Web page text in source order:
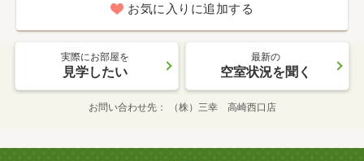
お気に入りに追加する
実際にお部屋を
見学したい
最新の
空室状況を聞く
お問い合わせ先 （株）三幸 高崎西口店